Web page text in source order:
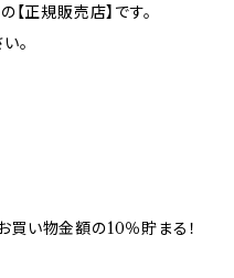
正規販売店】です。
。
い物金額の10％貯まる！